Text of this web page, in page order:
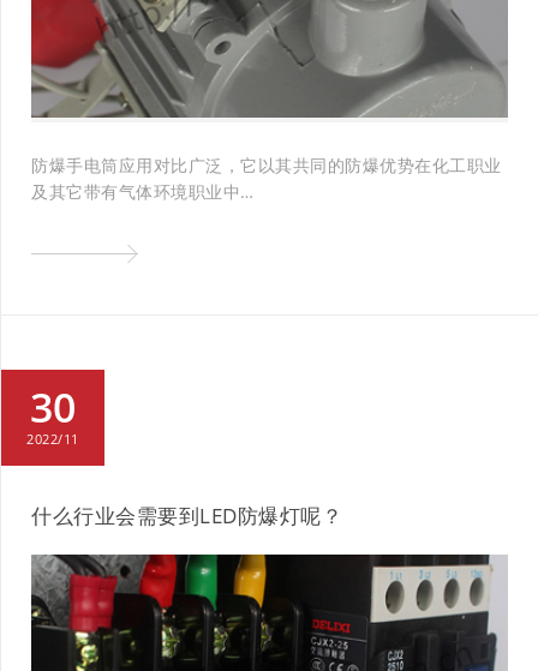
防爆手电筒应用对比广泛，它以其共同的防爆优势在化工职业
及其它带有气体环境职业中…
30
2022/11
什么行业会需要到LED防爆灯呢？